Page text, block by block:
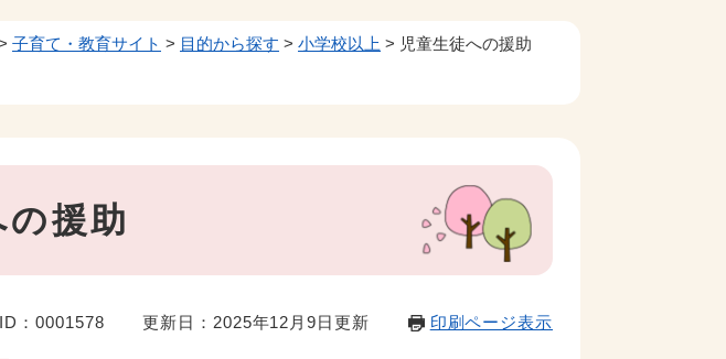
子育て・教育サイト > 目的から探す > 小学校以上 > 児童生徒への援助
の援助
：0001578 更新日：2025年12月9日更新 印刷ページ表示